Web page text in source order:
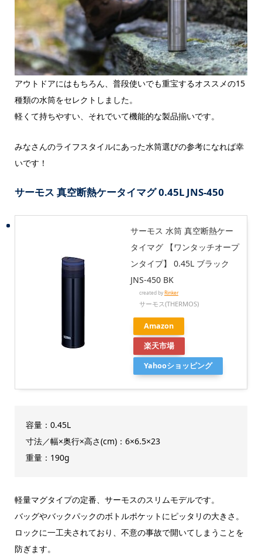
アウトドアにはもちろん、普段使いでも重宝するオススメの15
種類の水筒をセレクトしました。
軽くて持ちやすい、それでいて機能的な製品揃いです。
みなさんのライフスタイルにあった水筒選びの参考になれば幸
いです！
サーモス 真空断熱ケータイマグ 0.45L JNS-450
サーモス 水筒 真空断熱ケー
タイマグ 【ワンタッチオープ
ンタイプ】 0.45L ブラック
JNS-450 BK
created by Rinker
サーモス(THERMOS)
Amazon
楽天市場
Yahooショッピング
容量：0.45L
寸法／幅×奥行×高さ(cm)：6×6.5×23
重量：190g
軽量マグタイプの定番、サーモスのスリムモデルです。
バッグやバックパックのボトルポケットにピッタリの大きさ。
ロックに一工夫されており、不意の事故で開いてしまうことを
防ぎます。